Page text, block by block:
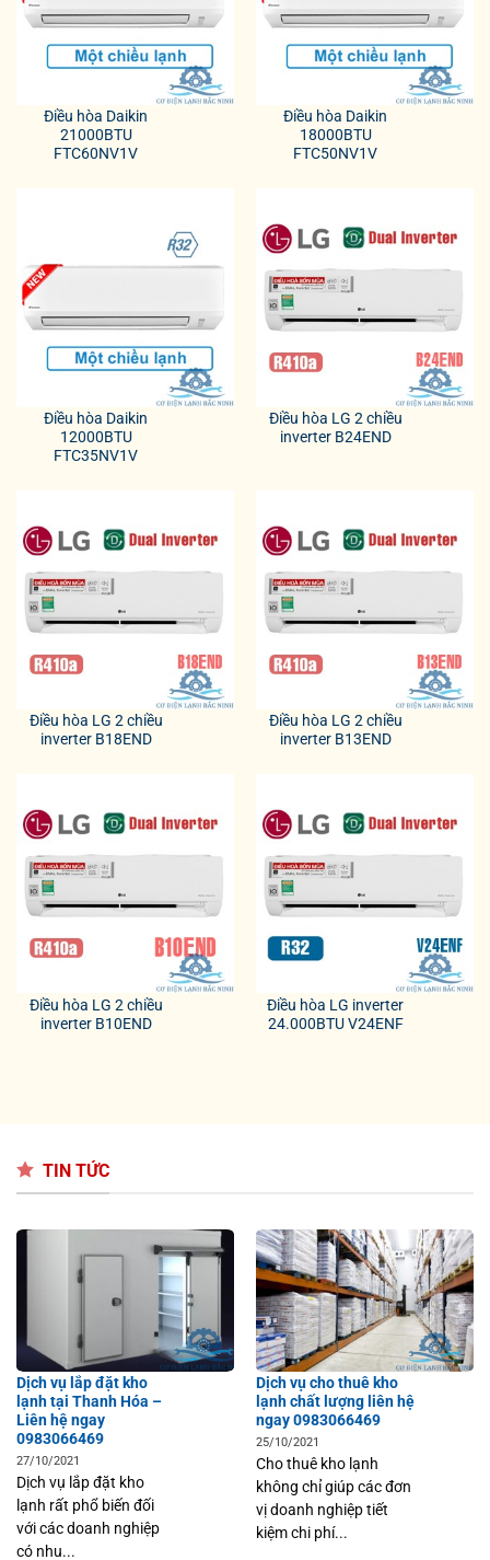
Điều hòa Daikin
21000BTU
FTC60NV1V
Điều hòa Daikin
18000BTU
FTC50NV1V
Điều hòa Daikin
12000BTU
FTC35NV1V
Điều hòa LG 2 chiều
inverter B24END
Điều hòa LG 2 chiều
inverter B18END
Điều hòa LG 2 chiều
inverter B13END
Điều hòa LG 2 chiều
inverter B10END
Điều hòa LG inverter
24.000BTU V24ENF
TIN TỨC
Dịch vụ lắp đặt kho
lạnh tại Thanh Hóa –
Liên hệ ngay
0983066469
27/10/2021
Dịch vụ lắp đặt kho
lạnh rất phổ biến đối
với các doanh nghiệp
có nhu...
Dịch vụ cho thuê kho
lạnh chất lượng liên hệ
ngay 0983066469
25/10/2021
Cho thuê kho lạnh
không chỉ giúp các đơn
vị doanh nghiệp tiết
kiệm chi phí...